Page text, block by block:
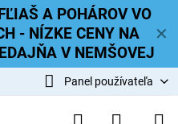
✕
A POHÁROV VO
- NÍZKE CENY NA
V NEMŠOVEJ
Panel používateľa